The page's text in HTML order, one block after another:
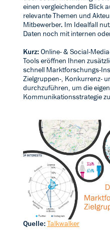
einen vergleichenden Blick
relevante Themen und
Mitbewerber. Im Idealfall
Daten noch mit internen
Kurz: Online- & Social-
Tools eröffnen Ihnen
schnell Marktforschungs-
Zielgruppen-, Konkurrenz-
durchzuführen, um die
Kommunikationsstrategie
Quelle: Talkwalker